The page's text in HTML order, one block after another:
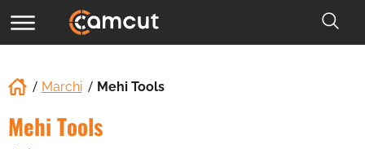
Marchi Mehi Tools
Mehi Tools